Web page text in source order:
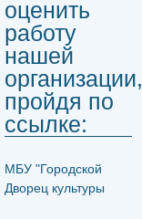
оценить
работу
нашей
организации,
пройдя по
ссылке:
МБУ "Городской
Дворец культуры